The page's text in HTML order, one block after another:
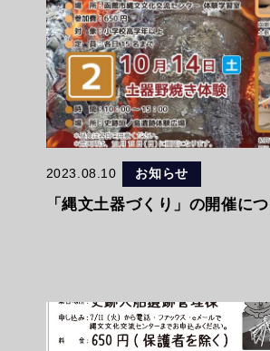
2023.08.10 お知らせ
「縄文土器づくり」の開催に